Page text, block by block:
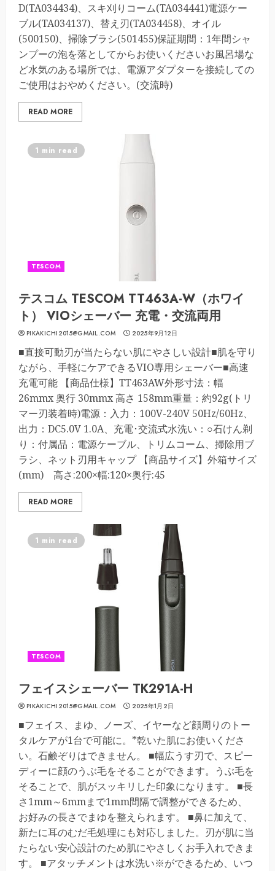
D(TA034434)、スキ刈りコーム(TA034441)電源ケー
ブル(TA034137)、替え刃(TA034458)、オイル
(500150)、掃除ブラシ(501455)保証期間：1年間シャ
ンプーの泡を落としてからお使いくださいお風呂場な
ど水気のある場所では、電源アダプターを接続しての
ご使用はおやめください。(交流時)
READ MORE
1 min read
TESCOM
テスコム TESCOM TT463A-W（ホワイ
ト） VIOシェーバー 充電・交流両用
PIKAKICHI2015@GMAIL.COM 2025年9月12日
■直接可動刃が当たらない肌にやさしい設計■肌を守り
ながら、手軽にケアできるVIO専用シェーバー■高速
充電可能 【商品仕様】TT463AW外形寸法：幅
26mmx 奥行 30mmx 高さ 158mm重量：約92g(トリ
マー刃装着時)電源：入力：100V-240V 50Hz/60Hz、
出力：DC5.0V 1.0A、充電･交流式水洗い：○石けん剃
り：付属品：電源ケーブル、トリムコーム、掃除用ブ
ラシ、ネット刃用キャップ 【商品サイズ】外箱サイズ
(mm) 高さ:200×幅:120×奥行:45
READ MORE
1 min read
TESCOM
フェイスシェーバー TK291A-H
PIKAKICHI2015@GMAIL.COM 2025年1月2日
■フェイス、まゆ、ノーズ、イヤーなど顔周りのトー
タルケアが1台で可能に。*乾いた肌にお使いくださ
い。石鹸ぞりはできません。 ■幅広うす刃で、スピー
ディーに顔のうぶ毛をそることができます。うぶ毛を
そることで、肌がスッキリした印象になります。 ■長
さ1mm～6mmまで1mm間隔で調整ができるため、
お好みの長さでまゆを整えられます。 ■鼻に加えて、
新たに耳のむだ毛処理にも対応しました。刃が肌に当
たらない安心設計のため肌にやさしくお手入れできま
す。 ■アタッチメントは水洗い※ができるため、いつ